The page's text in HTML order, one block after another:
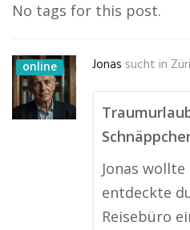
No tags for this post.
online Jonas sucht in
Jonas
entdeckte
Reisebüro